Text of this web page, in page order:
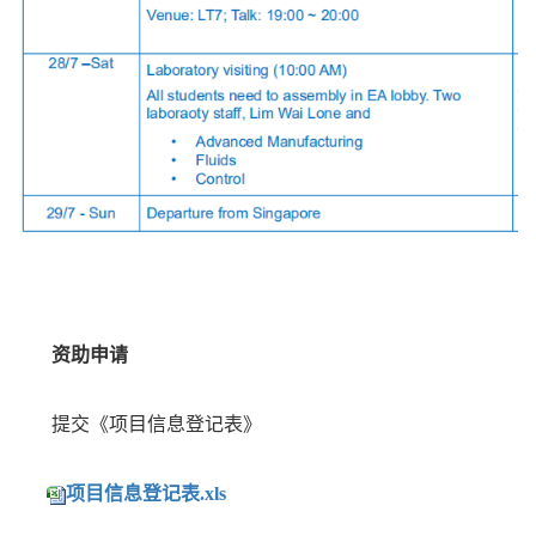
资助申请
提交《项目信息登记表》
项目信息登记表.xls